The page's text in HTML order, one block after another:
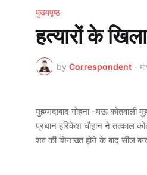
मुख्यपृष्ठ
हत्यारों के
by Correspondent -
मुहम्मदाबाद गोहना -मऊ कोतवाली
प्रधान हरिकेश चौहान ने तत्काल
शव की शिनाख्त होने के बाद सील